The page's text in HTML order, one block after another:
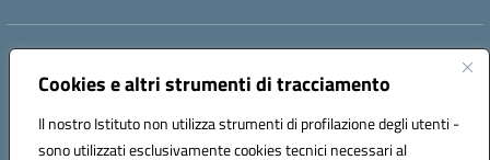
Cookies e altri strumenti di tracciamento
Il nostro Istituto non utilizza strumenti di profilazione degli utenti -
sono utilizzati esclusivamente cookies tecnici necessari al
Indirizzo:
Centralino:0823904424 Email:ceic8ax00c@istruzione.it
Codice fiscale: 95005860614